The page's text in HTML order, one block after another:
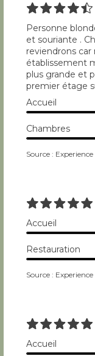
9/10
Personne
et souriante .
reviendrons
établissement
plus grande et
premier étage
Accueil
Chambres
Source :
10/10
Accueil
Restauration
Source :
10/10
Accueil